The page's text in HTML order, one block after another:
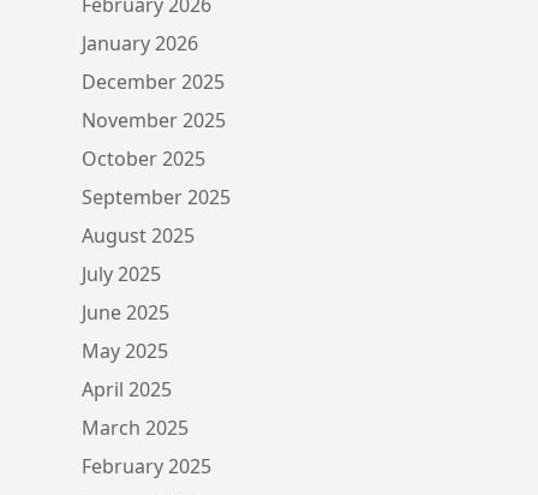
January 2026
December 2025
November 2025
October 2025
September 2025
August 2025
July 2025
June 2025
May 2025
April 2025
March 2025
February 2025